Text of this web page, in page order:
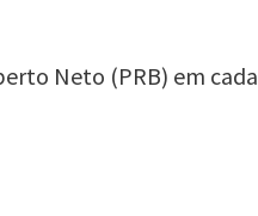
Neto (PRB) em cada